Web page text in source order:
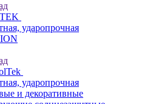
ударопрочная
ударопрочная
и декоративные